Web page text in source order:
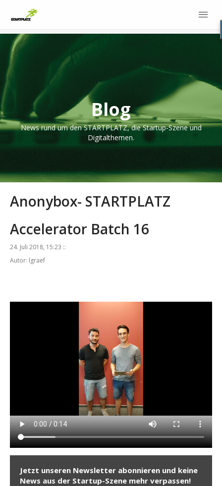
Blog
News rund um den STARTPLATZ, die Startup-Szene und
Digitalthemen.
Anonybox- STARTPLATZ
Accelerator Batch 16
24. Juli 2018, 15:23 ::
Autor: lgraef
Jetzt unseren Newsletter abonnieren und keine
News aus der Startup-Szene mehr verpassen!